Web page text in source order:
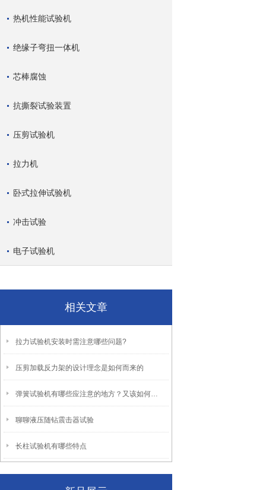
热机性能试验机
绝缘子弯扭一体机
芯棒腐蚀
抗撕裂试验装置
压剪试验机
拉力机
卧式拉伸试验机
冲击试验
电子试验机
相关文章
拉力试验机安装时需注意哪些问题?
压剪加载反力架的设计理念是如何而来的
弹簧试验机有哪些应注意的地方？又该如何去选购？
聊聊液压随钻震击器试验
长柱试验机有哪些特点